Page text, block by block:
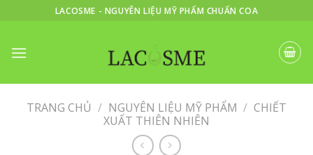
LACOSME - NGUYÊN LIỆU MỸ PHẨM CHUẨN COA
TRANG CHỦ / NGUYÊN LIỆU MỸ PHẨM / CHIẾT
XUẤT THIÊN NHIÊN